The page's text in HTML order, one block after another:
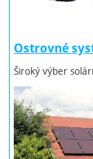
Ostrovné
Široký výber